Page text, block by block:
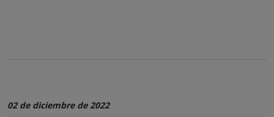
02 de diciembre de 2022